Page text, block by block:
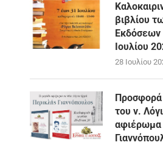
βιβλίου
Εκδόσεων
Ιουλίου
28 Ιουλίου
Προσφορά
του ν.
αφιέρωμα